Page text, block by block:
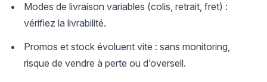
Modes de livraison variables (colis, retrait, fret) :
vérifiez la livrabilité.
Promos et stock évoluent vite : sans monitoring,
risque de vendre à perte ou d’oversell.